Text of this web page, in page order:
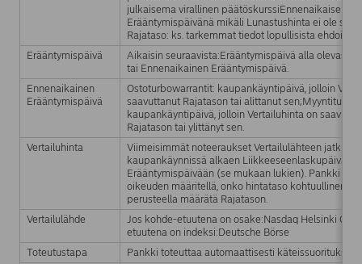
julkaisema virallinen päätöskurssiEnnenaikaisena
Erääntymispäivänä mikäli Lunastushinta ei ole
Rajataso: ks. tarkemmat tiedot lopullisista ehdoista.
Erääntymispäivä
Aikaisin seuraavista:Erääntymispäivä alla olevassa
tai Ennenaikainen Erääntymispäivä.
Ennenaikainen
Erääntymispäivä
Ostoturbowarrantit: kaupankäyntipäivä, jolloin
saavuttanut Rajatason tai alittanut
kaupankäyntipäivä, jolloin Vertailuhinta on
Rajatason tai ylittänyt sen.
Vertailuhinta
Viimeisimmät noteeraukset Vertailulähteen
kaupankäynnissä alkaen
Erääntymispäivään (se mukaan lukien). Pankki
oikeuden määritellä, onko hintataso kohtuullinen ja
perusteella määrätä Rajatason.
Vertailulähde
Jos kohde-etuutena on osake:Nasdaq Helsinki
etuutena on indeksi:Deutsche Börse
Toteutustapa
Pankki toteuttaa automaattisesti käteissuorituksen